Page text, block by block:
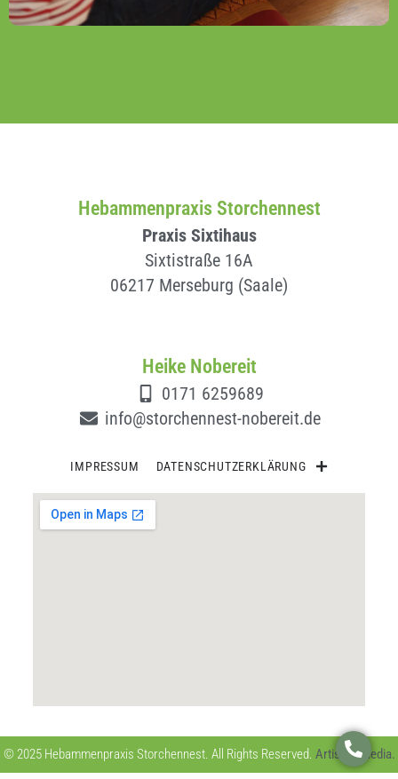
Hebammenpraxis Storchennest
Praxis Sixtihaus
Sixtistraße 16A
06217 Merseburg (Saale)
Heike Nobereit
0171 6259689
info@storchennest-nobereit.de
IMPRESSUM DATENSCHUTZERKLÄRUNG
© 2025 Hebammenpraxis Storchennest. All Rights Reserved. Artist of Media.